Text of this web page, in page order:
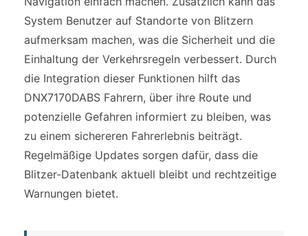
System Benutzer auf Standorte von Blitzern
aufmerksam machen, was die Sicherheit und die
Einhaltung der Verkehrsregeln verbessert. Durch
die Integration dieser Funktionen hilft das
DNX7170DABS Fahrern, über ihre Route und
potenzielle Gefahren informiert zu bleiben, was
zu einem sichereren Fahrerlebnis beiträgt.
Regelmäßige Updates sorgen dafür, dass die
Blitzer-Datenbank aktuell bleibt und rechtzeitige
Warnungen bietet.